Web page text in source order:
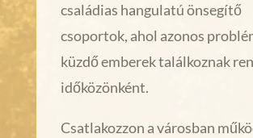
családias hangulatú önsegítő
csoportok, ahol azonos
küzdő emberek találkoznak
időközönként.
Csatlakozzon a városban